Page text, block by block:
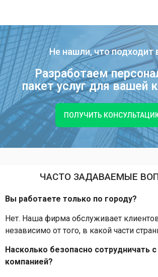
Не нашли, что подходит
Разработаем
пакет услуг для вашей
ПОЛУЧИТЬ
ЧАСТО ЗАДАВАЕМЫЕ
Вы работаете только по городу?
Нет. Наша фирма обслуживает
независимо от того, в какой части
Насколько безопасно сотрудничать
компанией?